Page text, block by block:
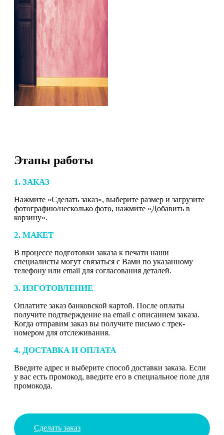
Этапы работы
1. ЗАКАЗ
Нажмите «Сделать заказ», выберите размер и загрузите
фотографию/несколько фото, нажмите «Добавить в
корзину».
2. МАКЕТ
В процессе подготовки заказа к печати наши
специалисты могут связаться с Вами по указанному
телефону или email для согласования деталей.
3. ИЗГОТОВЛЕНИЕ
Оплатите заказ банковской картой. После оплаты
получите подтверждение на email с описанием заказа.
Когда отправим заказ вы получите письмо с трек-
номером для отслеживания.
4. ДОСТАВКА И ОПЛАТА
Введите адрес и выберите способ доставки заказа. Если
у вас есть промокод, введите его в специальное поле для
промокода.
Сделать заказ